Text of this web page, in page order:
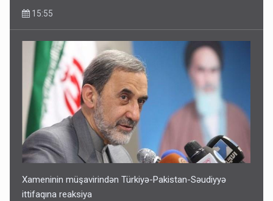
15:55
Xameninin müşavirindən Türkiyə-Pakistan-Səudiyyə
ittifaqına reaksiya